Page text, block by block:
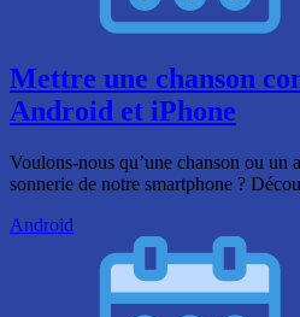
Mettre une chanson
Android et iPhone
Voulons-nous qu’une chanson ou un
sonnerie de notre smartphone ?
Android